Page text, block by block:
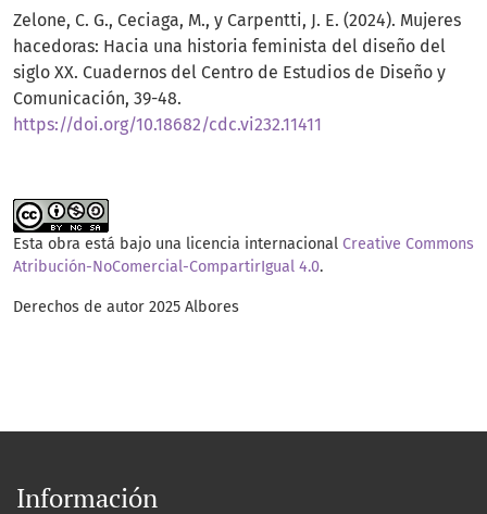
Zelone, C. G., Ceciaga, M., y Carpentti, J. E. (2024). Mujeres
hacedoras: Hacia una historia feminista del diseño del
siglo XX. Cuadernos del Centro de Estudios de Diseño y
Comunicación, 39-48.
https://doi.org/10.18682/cdc.vi232.11411
Esta obra está bajo una licencia internacional Creative Commons
Atribución-NoComercial-CompartirIgual 4.0.
Derechos de autor 2025 Albores
Información